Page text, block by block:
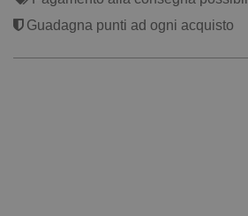
Guadagna punti ad ogni acquisto